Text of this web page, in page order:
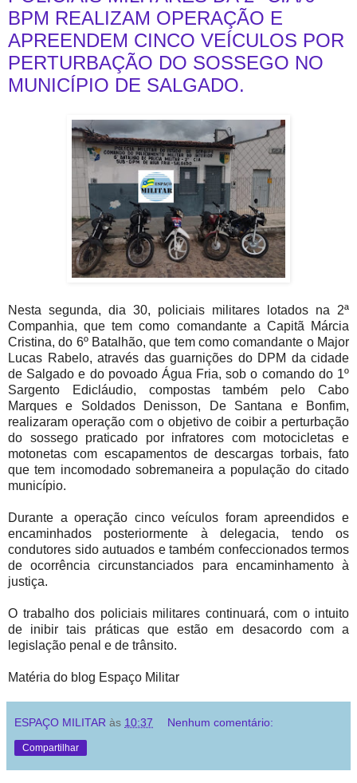
BPM REALIZAM OPERAÇÃO E
APREENDEM CINCO VEÍCULOS POR
PERTURBAÇÃO DO SOSSEGO NO
MUNICÍPIO DE SALGADO.
Nesta segunda, dia 30, policiais militares lotados na 2ª
Companhia, que tem como comandante a Capitã Márcia
Cristina, do 6º Batalhão, que tem como comandante o Major
Lucas Rabelo, através das guarnições do DPM da cidade
de Salgado e do povoado Água Fria, sob o comando do 1º
Sargento Edicláudio, compostas também pelo Cabo
Marques e Soldados Denisson, De Santana e Bonfim,
realizaram operação com o objetivo de coibir a perturbação
do sossego praticado por infratores com motocicletas e
motonetas com escapamentos de descargas torbais, fato
que tem incomodado sobremaneira a população do citado
município.
Durante a operação cinco veículos foram apreendidos e
encaminhados posteriormente à delegacia, tendo os
condutores sido autuados e também confeccionados termos
de ocorrência circunstanciados para encaminhamento à
justiça.
O trabalho dos policiais militares continuará, com o intuito
de inibir tais práticas que estão em desacordo com a
legislação penal e de trânsito.
Matéria do blog Espaço Militar
ESPAÇO MILITAR às 10:37 Nenhum comentário:
Compartilhar